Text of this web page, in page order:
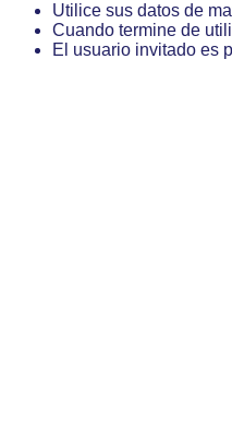
Utilice sus datos de
Cuando termine de
El usuario invitado es